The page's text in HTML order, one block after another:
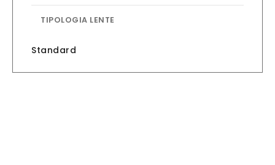
TIPOLOGIA LENTE
Standard